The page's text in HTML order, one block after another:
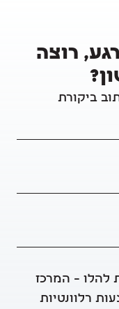
רוצה
ביקורת
להלו – המרכז
רלוונטיות